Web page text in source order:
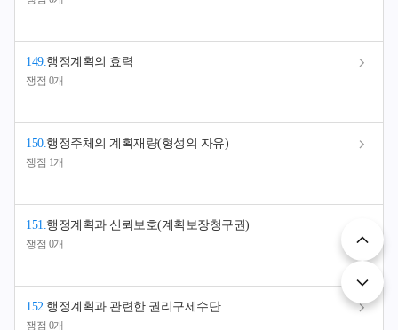
149.행정계획의 효력
쟁점 0개
150.행정주체의 계획재량(형성의 자유)
쟁점 1개
151.행정계획과 신뢰보호(계획보장청구권)
쟁점 0개
152.행정계획과 관련한 권리구제수단
쟁점 0개